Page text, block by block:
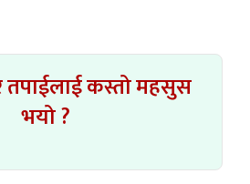
कस्तो महसुस
भयो ?